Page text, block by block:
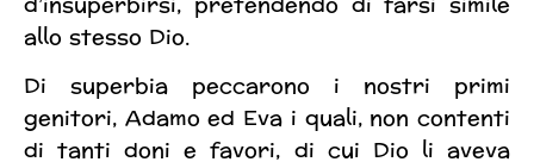
allo stesso Dio.
Di superbia peccarono i nostri primi
genitori, Adamo ed Eva i quali, non contenti
di tanti doni e favori, di cui Dio li aveva